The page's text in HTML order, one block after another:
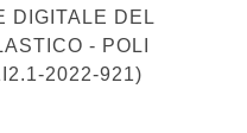
DIGITALE DEL
- POLI
2022-921)